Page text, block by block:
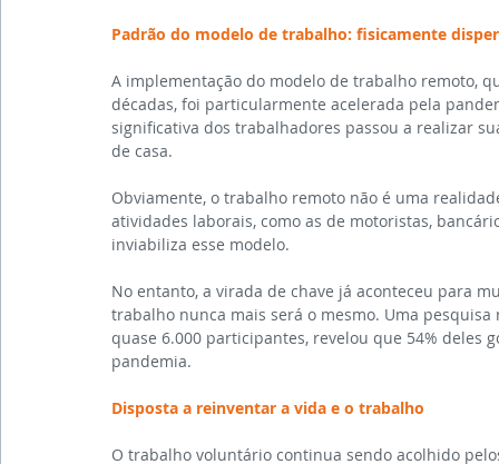
Padrão do modelo de trabalho: fisicamente
A implementação do modelo de trabalho remoto,
décadas, foi particularmente acelerada pela
significativa dos trabalhadores passou a realizar
de casa.
Obviamente, o trabalho remoto não é uma
atividades laborais, como as de motoristas,
inviabiliza esse modelo.
No entanto, a virada de chave já aconteceu para
trabalho nunca mais será o mesmo. Uma
quase 6.000 participantes, revelou que 54%
pandemia.
Disposta a reinventar a vida e o trabalho
O trabalho voluntário continua sendo acolhido